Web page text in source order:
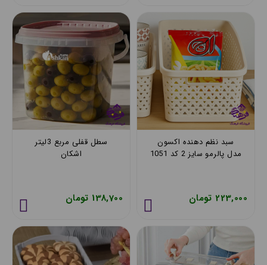
• این نظم‌دهنده‌ها از پلاستیک مقاوم و سبک ساخته می‌شوند.
• ساخته شده از پلاستیک شفاف و مقاوم.
• معمولاً از فلزات مقاوم مانند استیل ساخته می‌شوند.
5. نظم‌دهنده‌های چوبی
• برای فضاهای خانگی مانند اتاق خواب، پذیرایی یا دفتر کار
مناسب هستند.
6. نظم‌دهنده‌های بطری
• این نظم‌دهنده‌ها برای مرتب‌سازی بطری‌ها (نوشیدنی‌ها،
روغن‌ها، ادویه‌ها و ...) طراحی شده‌اند.
• برای سازمان‌دهی و مرتب‌سازی لباس‌ها و کفش‌ها در کمد و
برای نظم بخشیدن به خانه و آشپزخانه، از
محصولات نظم دهنده و
سبد نظم دهنده اکسون
مدل پالرمو سایز 2 کد 1051
223,000 تومان
سطل قفلی مربع 3ليتر
اشکان
138,700 تومان